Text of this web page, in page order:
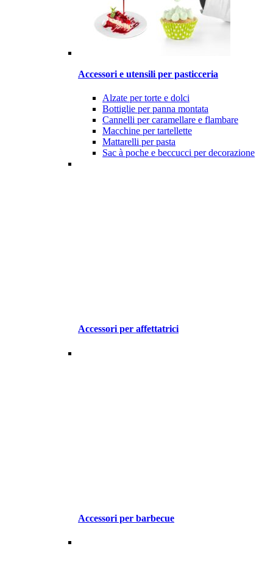
Accessori e utensili per pasticceria
Alzate per torte e dolci
Bottiglie per panna montata
Cannelli per caramellare e flambare
Macchine per tartellette
Mattarelli per pasta
Sac à poche e beccucci per decorazione
Accessori per affettatrici
Accessori per barbecue